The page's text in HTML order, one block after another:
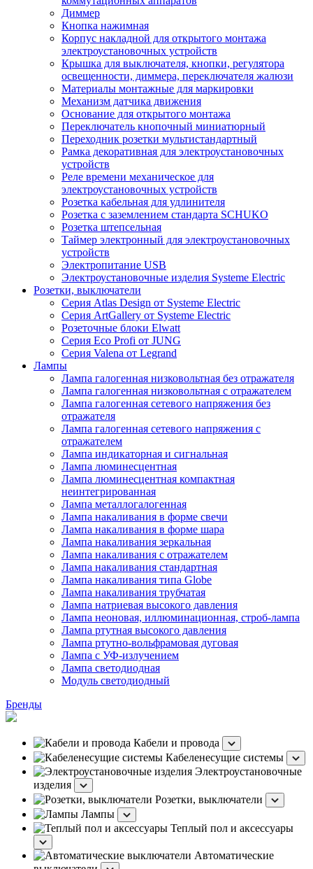
Диммер
Кнопка нажимная
Корпус накладной для открытого монтажа
электроустановочных устройств
Крышка для выключателя, кнопки, регулятора
освещенности, диммера, переключателя жалюзи
Материалы монтажные для маркировки
Механизм датчика движения
Основание для открытого монтажа
Переключатель кнопочный миниатюрный
Переходник розетки мультистандартный
Рамка декоративная для электроустановочных
устройств
Реле времени механическое для
электроустановочных устройств
Розетка кабельная для удлинителя
Розетка с заземлением стандарта SCHUKO
Розетка штепсельная
Таймер электронный для электроустановочных
устройств
Электропитание USB
Электроустановочные изделия Systeme Electric
Розетки, выключатели
Серия Atlas Design от Systeme Electric
Серия ArtGallery от Systeme Electric
Розеточные блоки Elwatt
Серия Eco Profi от JUNG
Серия Valena от Legrand
Лампы
Лампа галогенная низковольтная без отражателя
Лампа галогенная низковольтная с отражателем
Лампа галогенная сетевого напряжения без
отражателя
Лампа галогенная сетевого напряжения с
отражателем
Лампа индикаторная и сигнальная
Лампа люминесцентная
Лампа люминесцентная компактная
неинтегрированная
Лампа металлогалогенная
Лампа накаливания в форме свечи
Лампа накаливания в форме шара
Лампа накаливания зеркальная
Лампа накаливания с отражателем
Лампа накаливания стандартная
Лампа накаливания типа Globe
Лампа накаливания трубчатая
Лампа натриевая высокого давления
Лампа неоновая, иллюминационная, строб-лампа
Лампа ртутная высокого давления
Лампа ртутно-вольфрамовая дуговая
Лампа с УФ-излучением
Лампа светодиодная
Модуль светодиодный
Бренды
Кабели и провода
Кабеленесущие системы
Электроустановочные
изделия
Розетки, выключатели
Лампы
Теплый пол и аксессуары
Автоматические